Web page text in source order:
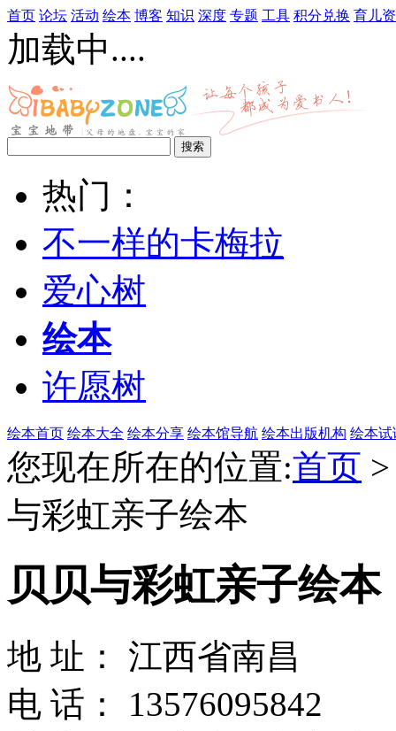
首页 论坛 活动 绘本 博客 知识 深度 专题 工具 积分兑换 育儿
加载中....
热门：
不一样的卡梅拉
爱心树
绘本
许愿树
绘本首页 绘本大全 绘本分享 绘本馆导航 绘本出版机构 绘本试
您现在所在的位置:首页
与彩虹亲子绘本
贝贝与彩虹亲子绘本
地 址： 江西省南昌
电 话： 13576095842